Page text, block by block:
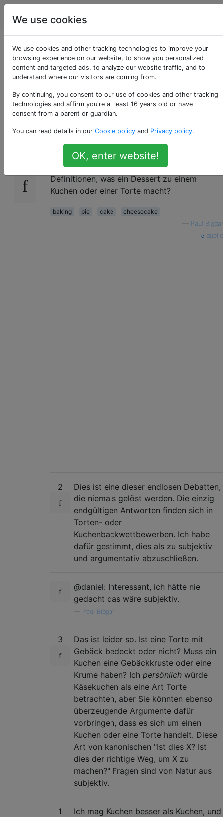
Kochen
Ist Käsekuchen ein
Kuchen oder eine
Torte?
18
Ist Käsekuchen technisch eine Torte oder ein
Kuchen?
Ich bin gespannt warum. Gibt es feste
Definitionen, was ein Dessert zu einem
Kuchen oder einer Torte macht?
baking pie cake
cheesecake
Paul Biggar
quelle
2
Dies ist eine dieser endlosen Debatten,
die niemals gelöst werden. Die einzig
endgültigen Antworten finden sich in
Torten- oder
Kuchenbackwettbewerben. Ich habe
dafür gestimmt, dies als zu subjektiv
und argumentativ abzuschließen.
@daniel: Interessant, ich hätte nie
gedacht das wäre subjektiv.
Paul Biggar
3
Das ist leider so. Ist eine Torte mit
Gebäck bedeckt oder nicht? Muss ein
Kuchen eine Gebäckkruste oder eine
Krume haben? Ich persönlich würde
Käsekuchen als eine Art Torte
betrachten, aber Sie könnten ebenso
überzeugende Argumente dafür
vorbringen, dass es sich um einen
Kuchen oder eine Torte handelt. Diese
Art von kanonischen "Ist dies X? Ist
dies der richtige Weg, um X zu
machen?" Fragen sind von Natur aus
subjektiv.
1
Ich mag Kuchen besser als Kuchen, und
We use cookies
We use cookies and other tracking technologies to improve your
browsing experience on our website, to show you personalized
content and targeted ads, to analyze our website traffic, and to
understand where our visitors are coming from.
By continuing, you consent to our use of cookies and other tracking
technologies and affirm you're at least 16 years old or have
consent from a parent or guardian.
You can read details in our Cookie policy and Privacy policy.
OK, enter website!